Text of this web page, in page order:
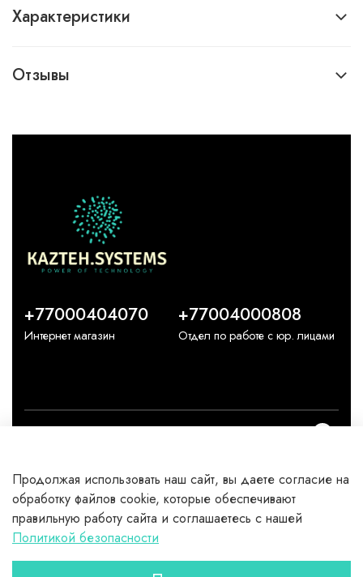
Характеристики
Отзывы
Каталог
Клиентам
+77000404070
Интернет магазин
+77004000808
Отдел по работе с юр. лицами
Продолжая использовать наш сайт, вы даете согласие на
обработку файлов cookie, которые обеспечивают
правильную работу сайта и соглашаетесь с нашей
Политикой безопасности